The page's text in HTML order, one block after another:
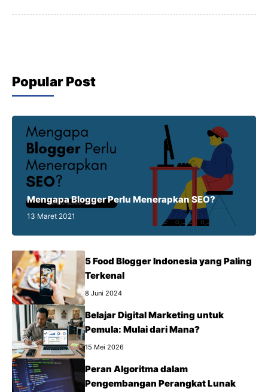
Popular Post
Mengapa Blogger Perlu Menerapkan SEO?
13 Maret 2021
5 Food Blogger Indonesia yang Paling
Terkenal
8 Juni 2024
Belajar Digital Marketing untuk
Pemula: Mulai dari Mana?
15 Mei 2026
Peran Algoritma dalam
Pengembangan Perangkat Lunak